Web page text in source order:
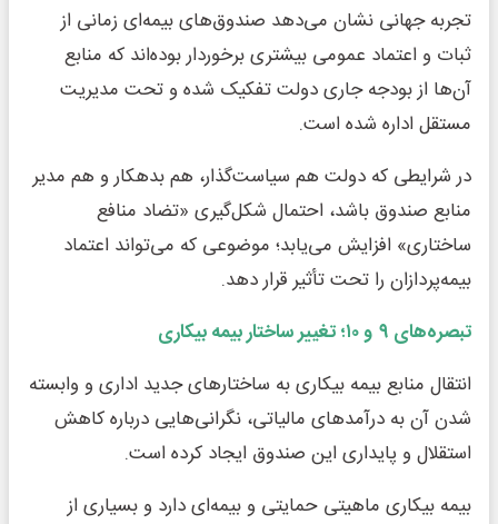
تجربه جهانی نشان می‌دهد صندوق‌های بیمه‌ای زمانی از
ثبات و اعتماد عمومی بیشتری برخوردار بوده‌اند که منابع
آن‌ها از بودجه جاری دولت تفکیک شده و تحت مدیریت
مستقل اداره شده است.
در شرایطی که دولت هم سیاست‌گذار، هم بدهکار و هم مدیر
منابع صندوق باشد، احتمال شکل‌گیری «تضاد منافع
ساختاری» افزایش می‌یابد؛ موضوعی که می‌تواند اعتماد
بیمه‌پردازان را تحت تأثیر قرار دهد.
تبصره‌های ۹ و۱۰؛ تغییر ساختار بیمه بیکاری
انتقال منابع بیمه بیکاری به ساختارهای جدید اداری و وابسته
شدن آن به درآمدهای مالیاتی، نگرانی‌هایی درباره کاهش
استقلال و پایداری این صندوق ایجاد کرده است.
بیمه بیکاری ماهیتی حمایتی و بیمه‌ای دارد و بسیاری از